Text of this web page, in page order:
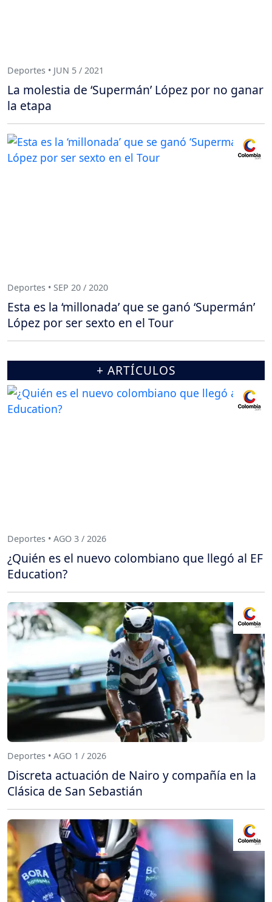
Deportes • JUN 5 / 2021
La molestia de ‘Supermán’ López por no ganar
la etapa
Deportes • SEP 20 / 2020
Esta es la ‘millonada’ que se ganó ‘Supermán’
López por ser sexto en el Tour
+ ARTÍCULOS
Deportes • AGO 3 / 2026
¿Quién es el nuevo colombiano que llegó al EF
Education?
Deportes • AGO 1 / 2026
Discreta actuación de Nairo y compañía en la
Clásica de San Sebastián